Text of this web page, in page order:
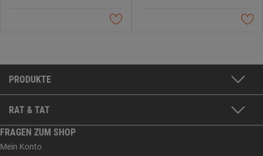
PRODUKTE
RAT & TAT
FRAGEN ZUM SHOP
Mein Konto